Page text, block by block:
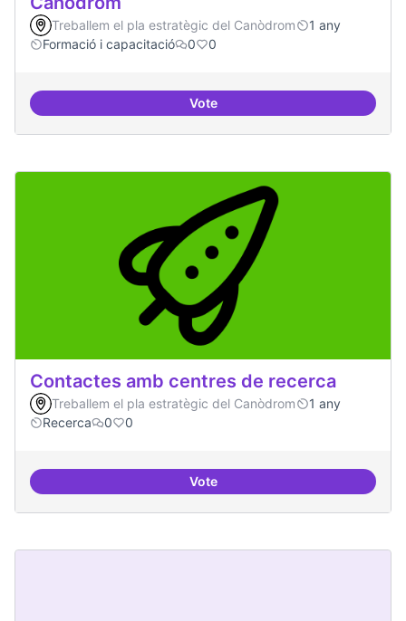
Treballem el pla estratègic del Canòdrom
1 any
Formació i capacitació
0 0
VoteConsolidar oferta antena
Contactes amb centres de recerca
Treballem el pla estratègic del Canòdrom
1 any
Recerca
0 0
VoteContactes amb centres de